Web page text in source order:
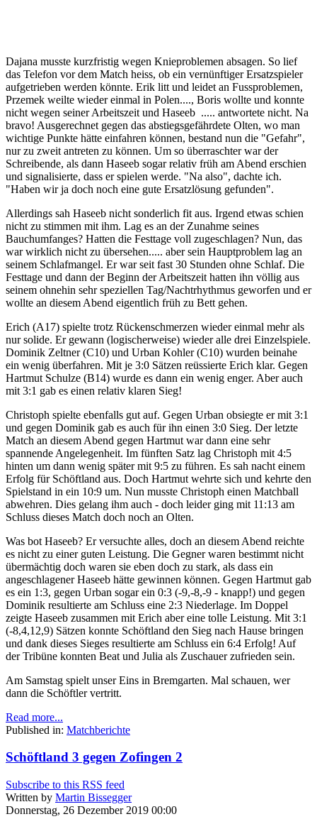
Dajana musste kurzfristig wegen Knieproblemen absagen. So lief
das Telefon vor dem Match heiss, ob ein vernünftiger Ersatzspieler
aufgetrieben werden könnte. Erik litt und leidet an Fussproblemen,
Przemek weilte wieder einmal in Polen...., Boris wollte und konnte
nicht wegen seiner Arbeitszeit und Haseeb ..... antwortete nicht. Na
bravo! Ausgerechnet gegen das abstiegsgefährdete Olten, wo man
wichtige Punkte hätte einfahren können, bestand nun die "Gefahr",
nur zu zweit antreten zu können. Um so überraschter war der
Schreibende, als dann Haseeb sogar relativ früh am Abend erschien
und signalisierte, dass er spielen werde. "Na also", dachte ich.
"Haben wir ja doch noch eine gute Ersatzlösung gefunden".
Allerdings sah Haseeb nicht sonderlich fit aus. Irgend etwas schien
nicht zu stimmen mit ihm. Lag es an der Zunahme seines
Bauchumfanges? Hatten die Festtage voll zugeschlagen? Nun, das
war wirklich nicht zu übersehen..... aber sein Hauptproblem lag an
seinem Schlafmangel. Er war seit fast 30 Stunden ohne Schlaf. Die
Festtage und dann der Beginn der Arbeitszeit hatten ihn völlig aus
seinem ohnehin sehr speziellen Tag/Nachtrhythmus geworfen und er
wollte an diesem Abend eigentlich früh zu Bett gehen.
Erich (A17) spielte trotz Rückenschmerzen wieder einmal mehr als
nur solide. Er gewann (logischerweise) wieder alle drei Einzelspiele.
Dominik Zeltner (C10) und Urban Kohler (C10) wurden beinahe
ein wenig überfahren. Mit je 3:0 Sätzen reüssierte Erich klar. Gegen
Hartmut Schulze (B14) wurde es dann ein wenig enger. Aber auch
mit 3:1 gab es einen relativ klaren Sieg!
Christoph spielte ebenfalls gut auf. Gegen Urban obsiegte er mit 3:1
und gegen Dominik gab es auch für ihn einen 3:0 Sieg. Der letzte
Match an diesem Abend gegen Hartmut war dann eine sehr
spannende Angelegenheit. Im fünften Satz lag Christoph mit 4:5
hinten um dann wenig später mit 9:5 zu führen. Es sah nacht einem
Erfolg für Schöftland aus. Doch Hartmut wehrte sich und kehrte den
Spielstand in ein 10:9 um. Nun musste Christoph einen Matchball
abwehren. Dies gelang ihm auch - doch leider ging mit 11:13 am
Schluss dieses Match doch noch an Olten.
Was bot Haseeb? Er versuchte alles, doch an diesem Abend reichte
es nicht zu einer guten Leistung. Die Gegner waren bestimmt nicht
übermächtig doch waren sie eben doch zu stark, als dass ein
angeschlagener Haseeb hätte gewinnen können. Gegen Hartmut gab
es ein 1:3, gegen Urban sogar ein 0:3 (-9,-8,-9 - knapp!) und gegen
Dominik resultierte am Schluss eine 2:3 Niederlage. Im Doppel
zeigte Haseeb zusammen mit Erich aber eine tolle Leistung. Mit 3:1
(-8,4,12,9) Sätzen konnte Schöftland den Sieg nach Hause bringen
und dank dieses Sieges resultierte am Schluss ein 6:4 Erfolg! Auf
der Tribüne konnten Beat und Julia als Zuschauer zufrieden sein.
Am Samstag spielt unser Eins in Bremgarten. Mal schauen, wer
dann die Schöftler vertritt.
Read more...
Published in: Matchberichte
Schöftland 3 gegen Zofingen 2
Subscribe to this RSS feed
Written by Martin Bissegger
Donnerstag, 26 Dezember 2019 00:00